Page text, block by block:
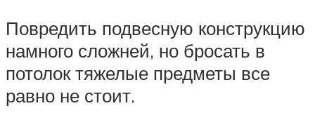
Повредить подвесную конструкцию
намного сложней, но бросать в
потолок тяжелые предметы все
равно не стоит.